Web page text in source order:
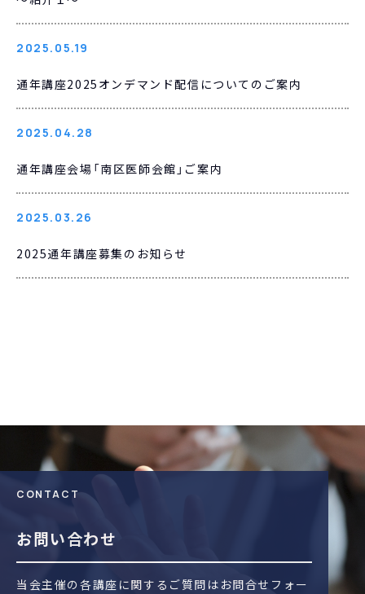
2025.05.19
通年講座2025オンデマンド配信についてのご案内
2025.04.28
通年講座会場「南区医師会館」ご案内
2025.03.26
2025通年講座募集のお知らせ
CONTACT
お問い合わせ
当会主催の各講座に関するご質問はお問合せフォー